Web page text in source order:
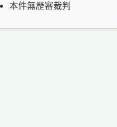
本件無歷審裁判